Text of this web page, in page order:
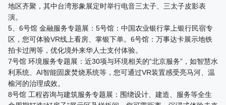
地区齐聚，其中台湾形象展定时举行电音三太子、三太子皮影表
演。
5、6号馆 金融服务专题展：5号馆：中国农业银行掌上银行民宿专
区，您可体验VR线上看房、掌银下单。6号馆：万事达卡展示地铁
拍卡过闸等，优化境外来华人士支付体验。
7号馆 环境服务专题展：近30项与环境相关的“北京服务”，如智慧水
利系统、AI智能固废焚烧系统等，您可通过VR装置感受亮马河、温
榆河的治理成效。
8号馆 工程咨询与建筑服务专题展：围绕设计、建造、服务等全生